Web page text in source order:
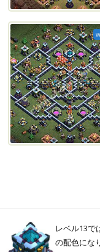
レベル13で
の配色にな